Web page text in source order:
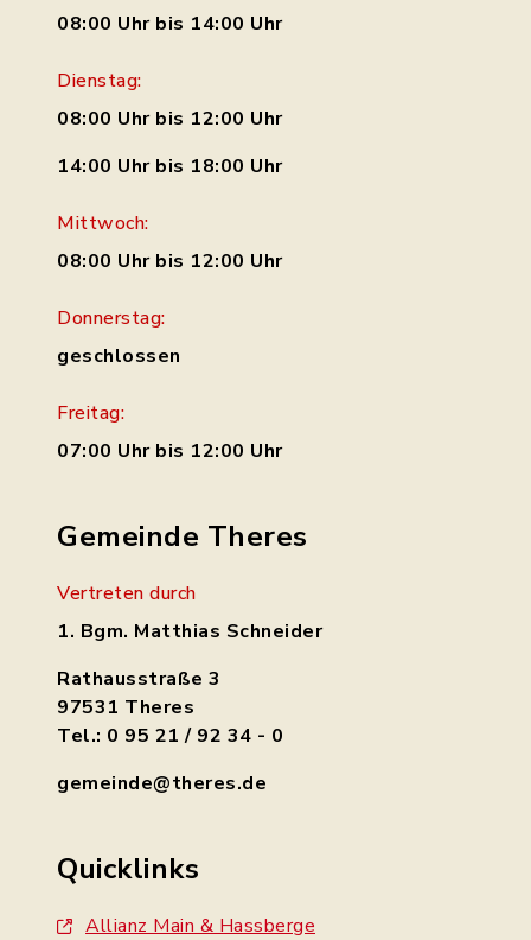
08:00 Uhr bis 14:00 Uhr
Dienstag:
08:00 Uhr bis 12:00 Uhr
14:00 Uhr bis 18:00 Uhr
Mittwoch:
08:00 Uhr bis 12:00 Uhr
Donnerstag:
geschlossen
Freitag:
07:00 Uhr bis 12:00 Uhr
Gemeinde Theres
Vertreten durch
1. Bgm. Matthias Schneider
Rathausstraße 3
97531 Theres
Tel.: 0 95 21 / 92 34 - 0
gemeinde@theres.de
Quicklinks
Allianz Main & Hassberge